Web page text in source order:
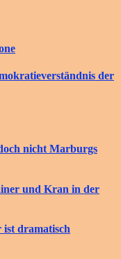
der
nicht Marburgs
und Kran in der
ist dramatisch